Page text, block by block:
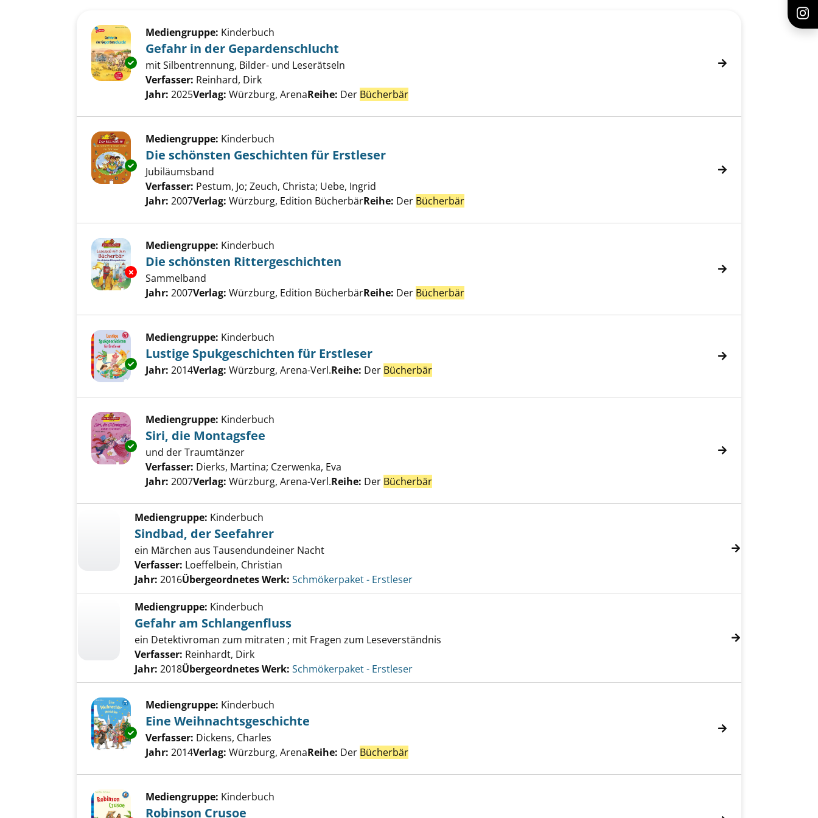
Exemplar-Details von Gefahr in der Gepardenschlucht anzeigen
Mediengruppe: Kinderbuch
Gefahr in der Gepardenschlucht
mit Silbentrennung, Bilder- und Leserätseln
Verfasser: Reinhard, Dirk
Jahr: 2025Verlag: Würzburg, ArenaReihe: Der Bücherbär
Exemplar-Details von Die schönsten Geschichten für Erstleser anzeigen
Mediengruppe: Kinderbuch
Die schönsten Geschichten für Erstleser
Jubiläumsband
Verfasser: Pestum, Jo; Zeuch, Christa; Uebe, Ingrid
Jahr: 2007Verlag: Würzburg, Edition BücherbärReihe: Der Bücherbär
Exemplar-Details von Die schönsten Rittergeschichten anzeigen
Mediengruppe: Kinderbuch
Die schönsten Rittergeschichten
Sammelband
Suche nach diesem Verfasser
Jahr: 2007Verlag: Würzburg, Edition BücherbärReihe: Der Bücherbär
Exemplar-Details von Lustige Spukgeschichten für Erstleser anzeigen
Mediengruppe: Kinderbuch
Lustige Spukgeschichten für Erstleser
Suche nach diesem Verfasser
Jahr: 2014Verlag: Würzburg, Arena-Verl.Reihe: Der Bücherbär
Exemplar-Details von Siri, die Montagsfee anzeigen
Mediengruppe: Kinderbuch
Siri, die Montagsfee
und der Traumtänzer
Verfasser: Dierks, Martina; Czerwenka, Eva
Jahr: 2007Verlag: Würzburg, Arena-Verl.Reihe: Der Bücherbär
Mediengruppe: Kinderbuch
Sindbad, der Seefahrer
ein Märchen aus Tausendundeiner Nacht
Verfasser: Loeffelbein, Christian
Jahr: 2016Übergeordnetes Werk: Schmökerpaket - Erstleser
Mediengruppe: Kinderbuch
Gefahr am Schlangenfluss
ein Detektivroman zum mitraten ; mit Fragen zum Leseverständnis
Verfasser: Reinhardt, Dirk
Jahr: 2018Übergeordnetes Werk: Schmökerpaket - Erstleser
Exemplar-Details von Eine Weihnachtsgeschichte anzeigen
Mediengruppe: Kinderbuch
Eine Weihnachtsgeschichte
Verfasser: Dickens, Charles
Jahr: 2014Verlag: Würzburg, ArenaReihe: Der Bücherbär
Mediengruppe: Kinderbuch
Robinson Crusoe